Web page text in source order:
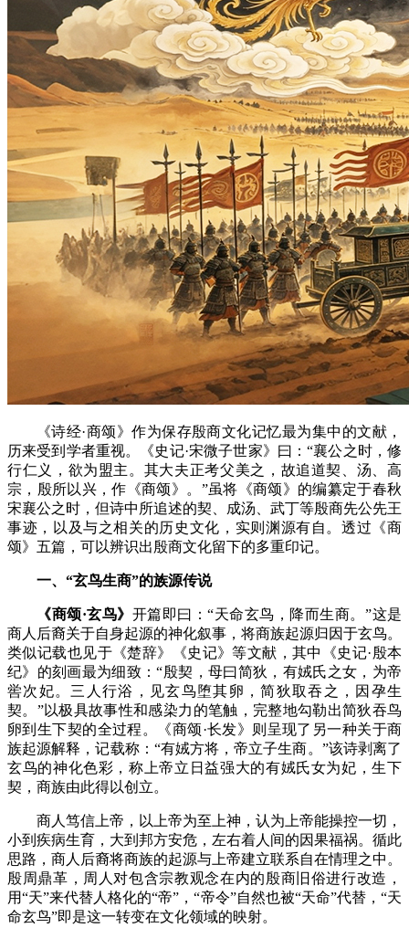
《诗经·商颂》作为保存殷商文化记忆最为集中的文献，
历来受到学者重视。《史记·宋微子世家》曰：“襄公之时，修
行仁义，欲为盟主。其大夫正考父美之，故追道契、汤、高
宗，殷所以兴，作《商颂》。”虽将《商颂》的编纂定于春秋
宋襄公之时，但诗中所追述的契、成汤、武丁等殷商先公先王
事迹，以及与之相关的历史文化，实则渊源有自。透过《商
颂》五篇，可以辨识出殷商文化留下的多重印记。
一、“玄鸟生商”的族源传说
《商颂·玄鸟》 开篇即曰：“天命玄鸟，降而生商。”这是
商人后裔关于自身起源的神化叙事，将商族起源归因于玄鸟。
类似记载也见于《楚辞》《史记》等文献，其中《史记·殷本
纪》的刻画最为细致：“殷契，母曰简狄，有娀氏之女，为帝
喾次妃。三人行浴，见玄鸟堕其卵，简狄取吞之，因孕生
契。”以极具故事性和感染力的笔触，完整地勾勒出简狄吞鸟
卵到生下契的全过程。《商颂·长发》则呈现了另一种关于商
族起源解释，记载称： “有娀方将，帝立子生商。”该诗剥离了
玄鸟的神化色彩，称上帝立日益强大的有娀氏女为妃，生下
契，商族由此得以创立。
商人笃信上帝，以上帝为至上神，认为上帝能操控一切，
小到疾病生育，大到邦方安危，左右着人间的因果福祸。循此
思路，商人后裔将商族的起源与上帝建立联系自在情理之中。
殷周鼎革，周人对包含宗教观念在内的殷商旧俗进行改造，
用“天”来代替人格化的“帝”，“帝令”自然也被“天命”代替，“天
命玄鸟”即是这一转变在文化领域的映射。